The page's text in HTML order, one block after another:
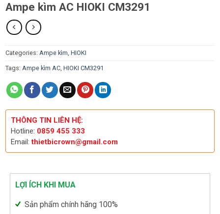
Ampe kìm AC HIOKI CM3291
Categories: Ampe kìm, HIOKI
Tags: Ampe kìm AC, HIOKI CM3291
THÔNG TIN LIÊN HỆ:
Hotline: 0859 455 333
Email:thietbicrown@gmail.com
LỢI ÍCH KHI MUA
Sản phẩm chính hãng 100%